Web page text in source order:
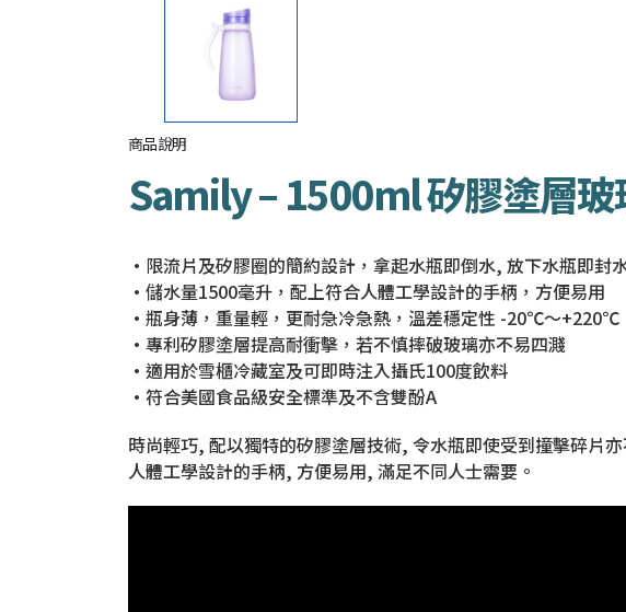
商品說明
Samily – 1500ml 矽膠塗層
•限流片及矽膠圈的簡約設計，拿起水瓶即倒水, 放下水瓶即封
•儲水量1500毫升，配上符合人體工學設計的手柄，方便易用
•瓶身薄，重量輕，更耐急冷急熱，溫差穩定性 -20℃〜+220℃
•專利矽膠塗層提高耐衝擊，若不慎摔破玻璃亦不易四濺
•適用於雪櫃冷藏室及可即時注入攝氏100度飲料
•符合美國食品級安全標準及不含雙酚A
時尚輕巧, 配以獨特的矽膠塗層技術, 令水瓶即使受到撞擊碎片
人體工學設計的手柄, 方便易用, 滿足不同人士需要。